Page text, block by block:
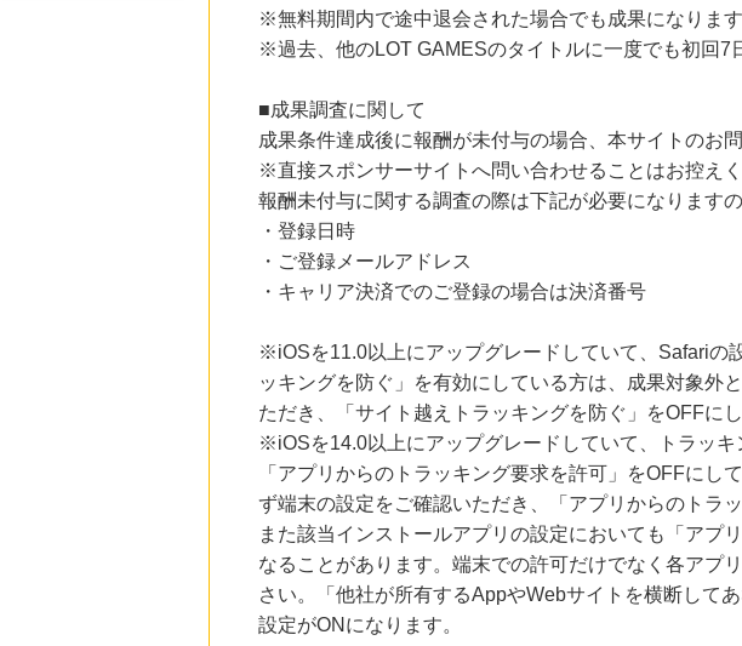
※無料期間内で途中退会された場合でも成果になります
※過去、他のLOT GAMESのタイトルに一度でも初回7
■成果調査に関して
成果条件達成後に報酬が未付与の場合、本サイトのお
※直接スポンサーサイトへ問い合わせることはお控えく
報酬未付与に関する調査の際は下記が必要になります
・登録日時
・ご登録メールアドレス
・キャリア決済でのご登録の場合は決済番号
※iOSを11.0以上にアップグレードしていて、Safari
ッキングを防ぐ」を有効にしている方は、成果対象外
ただき、「サイト越えトラッキングを防ぐ」をOFFにし
※iOSを14.0以上にアップグレードしていて、トラッ
「アプリからのトラッキング要求を許可」をOFFに
ず端末の設定をご確認いただき、「アプリからのトラ
また該当インストールアプリの設定においても「アプ
なることがあります。端末での許可だけでなく各アプ
さい。「他社が所有するAppやWebサイトを横断して
設定がONになります。